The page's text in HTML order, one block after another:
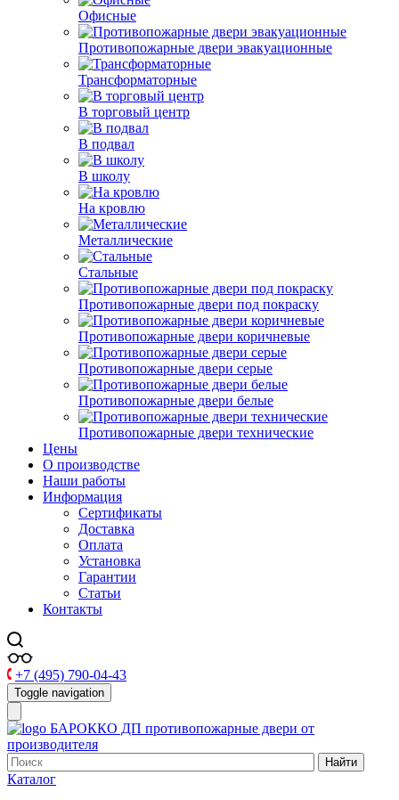
Офисные
Противопожарные двери эвакуационные
Трансформаторные
В торговый центр
В подвал
В школу
На кровлю
Металлические
Стальные
Противопожарные двери под покраску
Противопожарные двери коричневые
Противопожарные двери серые
Противопожарные двери белые
Противопожарные двери технические
Цены
О производстве
Наши работы
Информация
Сертификаты
Доставка
Оплата
Установка
Гарантии
Статьи
Контакты
+7 (495) 790-04-43
Toggle navigation
БАРОККО ДП противопожарные двери от
производителя
Найти
Каталог